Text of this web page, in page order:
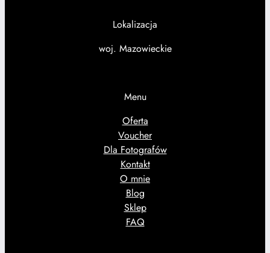
Lokalizacja
woj. Mazowieckie
Menu
Oferta
Voucher
Dla Fotografów
Kontakt
O mnie
Blog
Sklep
FAQ